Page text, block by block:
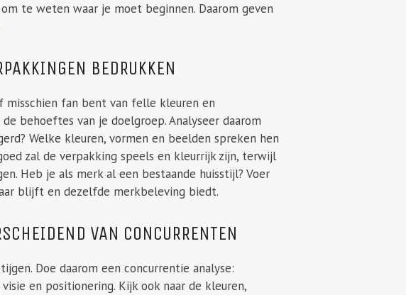
te weten waar je moet beginnen. Daarom geven
BEDRUKKEN
fan bent van felle kleuren en
behoeftes van je doelgroep. Analyseer daarom
Welke kleuren, vormen en beelden spreken hen
zal de verpakking speels en kleurrijk zijn, terwijl
Heb je als merk al een bestaande huisstijl? Voer
blijft en dezelfde merkbeleving biedt.
VAN CONCURRENTEN
Doe daarom een concurrentie analyse:
en positionering. Kijk ook naar de kleuren,